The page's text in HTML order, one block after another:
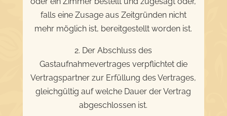
falls eine Zusage aus Zeitgründen nicht
mehr möglich ist, bereitgestellt worden ist.
2. Der Abschluss des
Gastaufnahmevertrages verpflichtet die
Vertragspartner zur Erfüllung des Vertrages,
gleichgültig auf welche Dauer der Vertrag
abgeschlossen ist.